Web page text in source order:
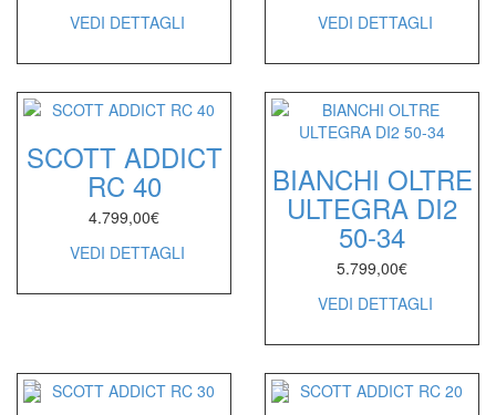
VEDI DETTAGLI
VEDI DETTAGLI
SCOTT ADDICT
RC 40
4.799,00€
VEDI DETTAGLI
BIANCHI OLTRE
ULTEGRA DI2
50-34
5.799,00€
VEDI DETTAGLI